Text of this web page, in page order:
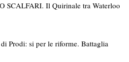
SCALFARI. Il Quirinale tra Waterloo
Prodi: si per le riforme. Battaglia